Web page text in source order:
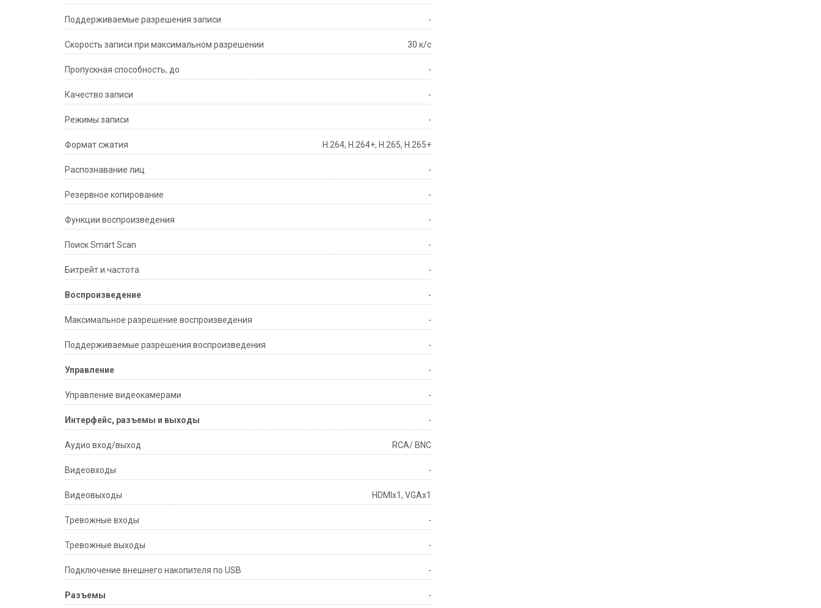
Поддерживаемые разрешения записи -
Скорость записи при максимальном разрешении 30 к/с
Пропускная способность, до -
Качество записи -
Режимы записи -
Формат сжатия H.264, H.264+, H.265, H.265+
Распознавание лиц -
Резервное копирование -
Функции воспроизведения -
Поиск Smart Scan -
Битрейт и частота -
Воспроизведение -
Максимальное разрешение воспроизведения -
Поддерживаемые разрешения воспроизведения -
Управление -
Управление видеокамерами -
Интерфейс, разъемы и выходы -
Аудио вход/выход RCA/ BNC
Видеовходы -
Видеовыходы HDMIx1, VGAx1
Тревожные входы -
Тревожные выходы -
Подключение внешнего накопителя по USB -
Разъемы -